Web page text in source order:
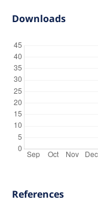
Downloads
References